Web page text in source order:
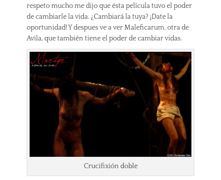
respeto mucho me dijo que ésta película tuvo el poder
de cambiarle la vida. ¿Cambiará la tuya? ¡Date la
oportunidad! Y despues ve a ver Maleficarum, otra de
Avila, que también tiene el poder de cambiar vidas.
Crucifixión doble